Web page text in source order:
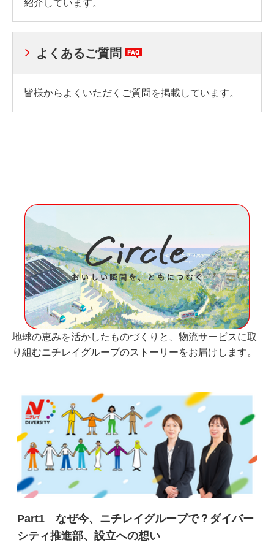
紹介しています。
よくあるご質問
皆様からよくいただくご質問を掲載しています。
地球の恵みを活かしたものづくりと、物流サービスに取
り組むニチレイグループのストーリーをお届けします。
Part1 なぜ今、ニチレイグループで？ダイバー
シティ推進部、設立への想い